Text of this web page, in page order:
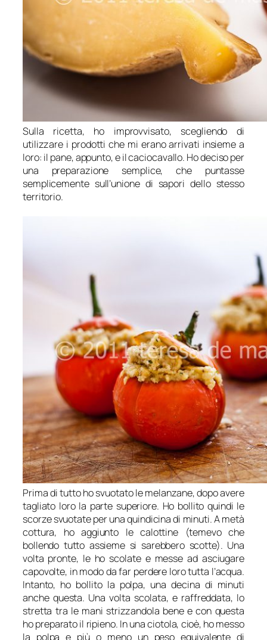
Sulla ricetta, ho improvvisato, scegliendo di
utilizzare i prodotti che mi erano arrivati insieme a
loro: il pane, appunto, e il caciocavallo. Ho deciso per
una preparazione semplice, che puntasse
semplicemente sull’unione di sapori dello stesso
territorio.
Prima di tutto ho svuotato le melanzane, dopo avere
tagliato loro la parte superiore. Ho bollito quindi le
scorze svuotate per una quindicina di minuti. A metà
cottura, ho aggiunto le calottine (temevo che
bollendo tutto assieme si sarebbero scotte). Una
volta pronte, le ho scolate e messe ad asciugare
capovolte, in modo da far perdere loro tutta l’acqua.
Intanto, ho bollito la polpa, una decina di minuti
anche questa. Una volta scolata, e raffreddata, lo
stretta tra le mani strizzandola bene e con questa
ho preparato il ripieno. In una ciotola, cioè, ho messo
la polpa e più o meno un peso equivalente di